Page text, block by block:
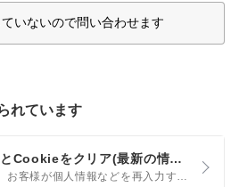
いないので問い合わせます
れています
ブラウザのキャッシュとCookieをクリア(最新の情報を読み込む)する方法
｢Cookie(クッキー)｣とは、お客様が個人情報などを再入力する手間を省くための技術です。 また、Cookieの受け渡しは、お客様がお使いのブラウザが行っており、お客様側で特別な操作を行わなくても通常は正常にやりとりされます。